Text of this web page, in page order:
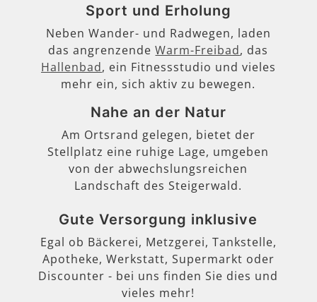
Sport und Erholung
Neben Wander- und Radwegen, laden
das angrenzendeWarm-Freibad, das
Hallenbad, ein Fitnessstudio und vieles
mehr ein, sich aktiv zu bewegen.
Nahe an der Natur
Am Ortsrand gelegen, bietet der
Stellplatz eine ruhige Lage, umgeben
von der abwechslungsreichen
Landschaft des Steigerwald.
Gute Versorgung inklusive
Egal ob Bäckerei, Metzgerei, Tankstelle,
Apotheke, Werkstatt, Supermarkt oder
Discounter - bei uns finden Sie dies und
vieles mehr!